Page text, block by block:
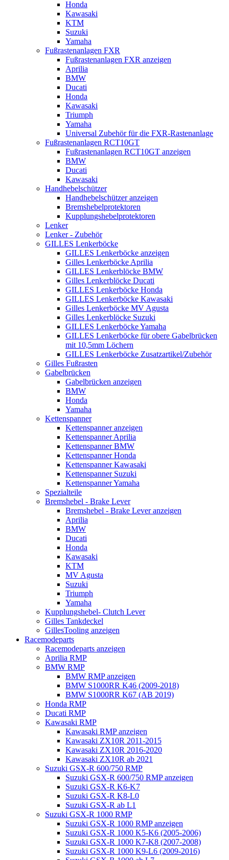
Honda
Kawasaki
KTM
Suzuki
Yamaha
Fußrastenanlagen FXR
Fußrastenanlagen FXR anzeigen
Aprilia
BMW
Ducati
Honda
Kawasaki
Triumph
Yamaha
Universal Zubehör für die FXR-Rastenanlage
Fußrastenanlagen RCT10GT
Fußrastenanlagen RCT10GT anzeigen
BMW
Ducati
Kawasaki
Handhebelschützer
Handhebelschützer anzeigen
Bremshebelprotektoren
Kupplungshebelprotektoren
Lenker
Lenker - Zubehör
GILLES Lenkerböcke
GILLES Lenkerböcke anzeigen
Gilles Lenkerböcke Aprilia
GILLES Lenkerblöcke BMW
Gilles Lenkerblöcke Ducati
GILLES Lenkerböcke Honda
GILLES Lenkerböcke Kawasaki
Gilles Lenkerböcke MV Agusta
Gilles Lenkerblöcke Suzuki
GILLES Lenkerböcke Yamaha
GILLES Lenkerböcke für obere Gabelbrücken
mit 10,5mm Löchern
GILLES Lenkerböcke Zusatzartikel/Zubehör
Gilles Fußrasten
Gabelbrücken
Gabelbrücken anzeigen
BMW
Honda
Yamaha
Kettenspanner
Kettenspanner anzeigen
Kettenspanner Aprilia
Kettenspanner BMW
Kettenspanner Honda
Kettenspanner Kawasaki
Kettenspanner Suzuki
Kettenspanner Yamaha
Spezialteile
Bremshebel - Brake Lever
Bremshebel - Brake Lever anzeigen
Aprilia
BMW
Ducati
Honda
Kawasaki
KTM
MV Agusta
Suzuki
Triumph
Yamaha
Kupplungshebel- Clutch Lever
Gilles Tankdeckel
GillesTooling anzeigen
Racemodeparts
Racemodeparts anzeigen
Aprilia RMP
BMW RMP
BMW RMP anzeigen
BMW S1000RR K46 (2009-2018)
BMW S1000RR K67 (AB 2019)
Honda RMP
Ducati RMP
Kawasaki RMP
Kawasaki RMP anzeigen
Kawasaki ZX10R 2011-2015
Kawasaki ZX10R 2016-2020
Kawasaki ZX10R ab 2021
Suzuki GSX-R 600/750 RMP
Suzuki GSX-R 600/750 RMP anzeigen
Suzuki GSX-R K6-K7
Suzuki GSX-R K8-L0
Suzuki GSX-R ab L1
Suzuki GSX-R 1000 RMP
Suzuki GSX-R 1000 RMP anzeigen
Suzuki GSX-R 1000 K5-K6 (2005-2006)
Suzuki GSX-R 1000 K7-K8 (2007-2008)
Suzuki GSX-R 1000 K9-L6 (2009-2016)